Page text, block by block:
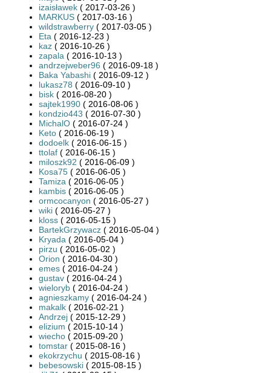
izaisławek ( 2017-03-26 )
MARKUS ( 2017-03-16 )
wildstrawberry ( 2017-03-05 )
Eta ( 2016-12-23 )
kaz ( 2016-10-26 )
zapala ( 2016-10-13 )
andrzejweber96 ( 2016-09-18 )
Baka Yabashi ( 2016-09-12 )
lukasz78 ( 2016-09-10 )
bisk ( 2016-08-20 )
sajtek1990 ( 2016-08-06 )
kondzio443 ( 2016-07-30 )
MichalO ( 2016-07-24 )
Keto ( 2016-06-19 )
dodoelk ( 2016-06-15 )
ttolaf ( 2016-06-15 )
miloszk92 ( 2016-06-09 )
Kosa75 ( 2016-06-05 )
Tamiza ( 2016-06-05 )
kambis ( 2016-06-05 )
ormcocanyon ( 2016-05-27 )
wiki ( 2016-05-27 )
kloss ( 2016-05-15 )
BartekGrzywacz ( 2016-05-04 )
Kryada ( 2016-05-04 )
pirzu ( 2016-05-02 )
Orion ( 2016-04-30 )
emes ( 2016-04-24 )
gustav ( 2016-04-24 )
wieloryb ( 2016-04-24 )
agnieszkamy ( 2016-04-24 )
makalk ( 2016-02-21 )
Andrzej ( 2015-12-29 )
elizium ( 2015-10-14 )
wiecho ( 2015-09-20 )
tomstar ( 2015-08-16 )
ekokrzychu ( 2015-08-16 )
bebesowski ( 2015-08-15 )